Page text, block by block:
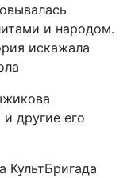
и народом.
искажала
другие его
КультБригада